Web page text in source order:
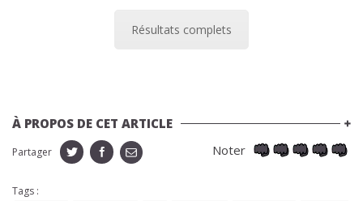
Résultats complets
À PROPOS DE CET ARTICLE
Partager Noter
Tags :